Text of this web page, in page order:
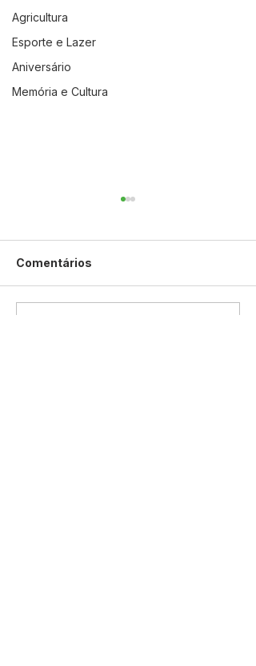
Agricultura
Esporte e Lazer
Aniversário
Memória e Cultura
Comentários